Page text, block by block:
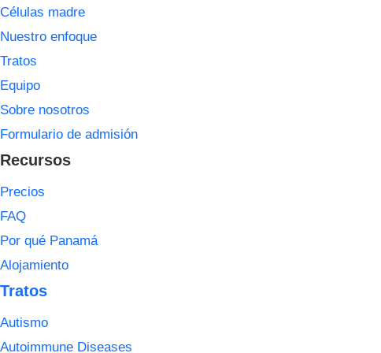
Células madre
Nuestro enfoque
Tratos
Equipo
Sobre nosotros
Formulario de admisión
Recursos
Precios
FAQ
Por qué Panamá
Alojamiento
Tratos
Autismo
Autoimmune Diseases